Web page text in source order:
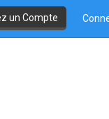
un Compte